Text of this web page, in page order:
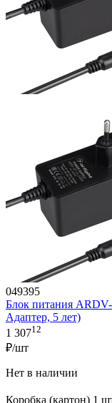
049395
Блок питания
Адаптер, 5 лет)
1 30712
₽/шт
Нет в наличии
Коробка (картон) 1